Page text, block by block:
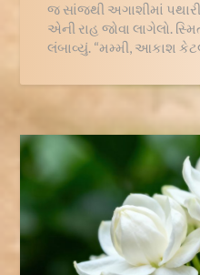
જ સાંજ્થી અગાશીમાં
એની રાહ જોવા લાગેલો.
લંબાવ્યું. “મમ્મી, આકાશ